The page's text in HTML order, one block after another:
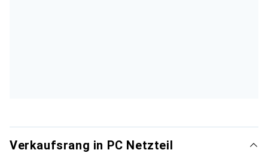
Verkaufsrang in PC Netzteil